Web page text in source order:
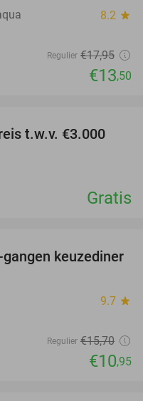
8.2 star
Regulier €17,95
€13,50
t.w.v. €3.000
Gratis
30%
keuzediner
9.7 star
Regulier €15,70
€10,95